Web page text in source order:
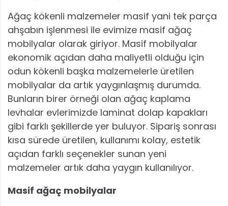
Ağaç kökenli malzemeler masif yani tek parça
ahşabın işlenmesi ile evimize masif ağaç
mobilyalar olarak giriyor. Masif mobilyalar
ekonomik açıdan daha maliyetli olduğu için
odun kökenli başka malzemelerle üretilen
mobilyalar da artık yaygınlaşmış durumda.
Bunların birer örneği olan ağaç kaplama
levhalar evlerimizde laminat dolap kapakları
gibi farklı şekillerde yer buluyor. Sipariş sonrası
kısa sürede üretilen, kullanımı kolay, estetik
açıdan farklı seçenekler sunan yeni
malzemeler artık daha yaygın kullanılıyor.
Masif ağaç mobilyalar